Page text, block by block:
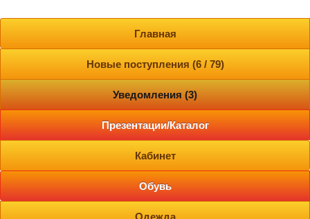
Главная
Новые поступления (6 / 79)
Уведомления (3)
Презентации/Каталог
Кабинет
Обувь
Одежда